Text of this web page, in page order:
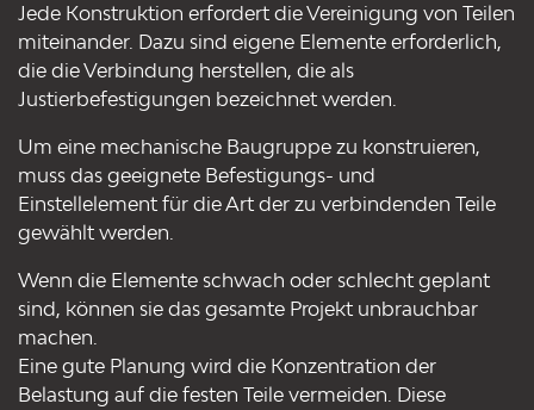
Jede Konstruktion erfordert die Vereinigung von Teilen
miteinander. Dazu sind eigene Elemente erforderlich,
die die Verbindung herstellen, die als
Justierbefestigungen bezeichnet werden.
Um eine mechanische Baugruppe zu konstruieren,
muss das geeignete Befestigungs- und
Einstellelement für die Art der zu verbindenden Teile
gewählt werden.
Wenn die Elemente schwach oder schlecht geplant
sind, können sie das gesamte Projekt unbrauchbar
machen.
Eine gute Planung wird die Konzentration der
Belastung auf die festen Teile vermeiden. Diese